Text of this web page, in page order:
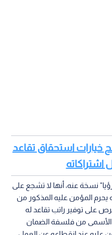
خيارات استحقاق تقاعد
نسخة عنه، أنها لا تشجع على
المؤمن عليه المذكور من
على توفير راتب تقاعد له
من فلسفة الضمان